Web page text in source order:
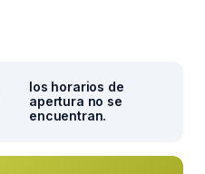
los horarios de
apertura no se
encuentran.